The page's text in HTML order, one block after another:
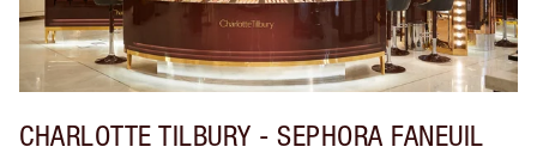
CHARLOTTE TILBURY - SEPHORA FANEUIL